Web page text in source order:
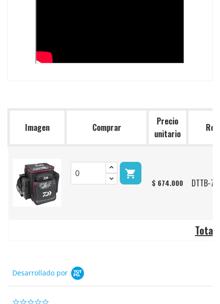
Imagen Comprar
Precio
unitario
Ref.

$ 674.000 DTTB-
Total
Desarrollado por